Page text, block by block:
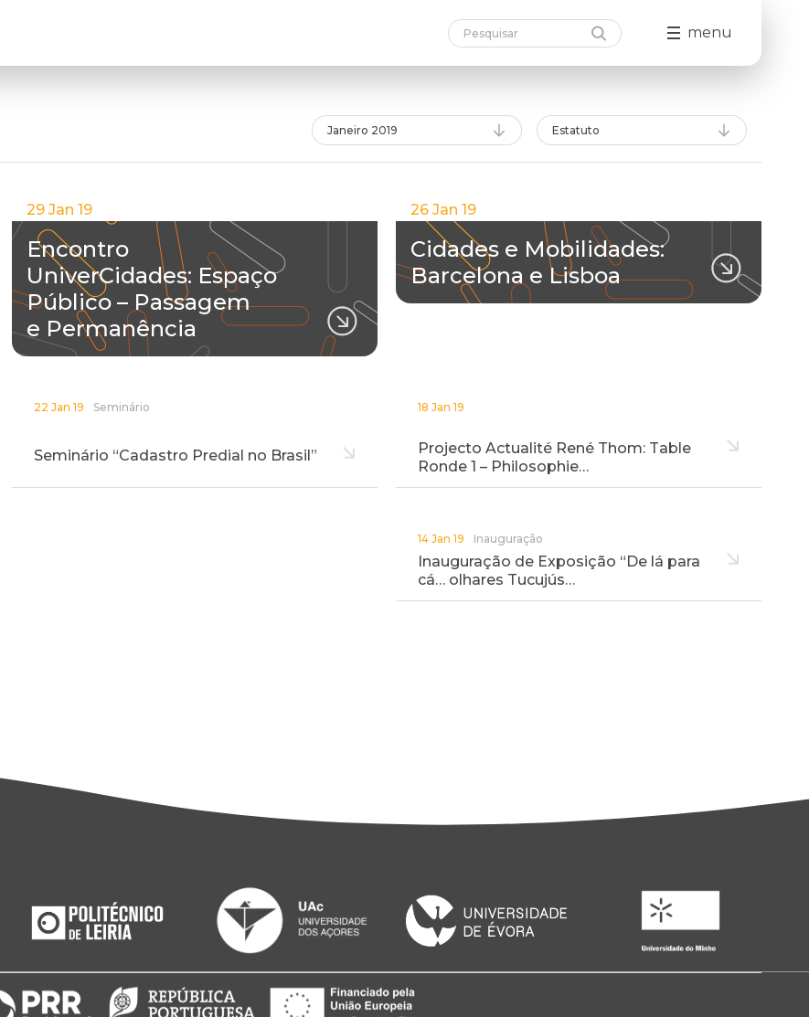
menu
Janeiro 2019 Estatuto
29 Jan 19
Encontro
UniverCidades: Espaço
Público – Passagem
e Permanência
26 Jan 19
Cidades e Mobilidades:
Barcelona e Lisboa
22 Jan 19 Seminário
Seminário “Cadastro Predial no Brasil”
18 Jan 19
Projecto Actualité René Thom: Table
Ronde 1 – Philosophie…
14 Jan 19 Inauguração
Inauguração de Exposição “De lá para
cá… olhares Tucujús…